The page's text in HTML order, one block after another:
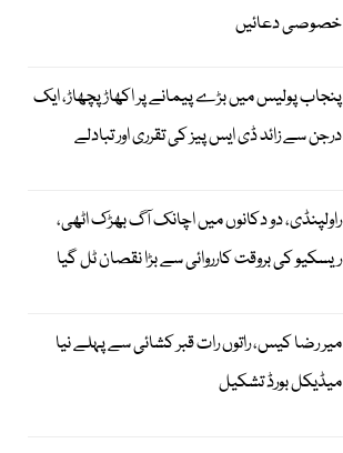
خصوصی دعائیں
پنجاب پولیس میں بڑے پیمانے پر اکھاڑ پچھاڑ، ایک
درجن سے زائد ڈی ایس پیز کی تقرری اور تبادلے
راولپنڈی، دو دکانوں میں اچانک آگ بھڑک اٹھی،
ریسکیو کی بروقت کارروائی سے بڑا نقصان ٹل گیا
میر رضا کیس، راتوں رات قبر کشائی سے پہلے نیا
میڈیکل بورڈ تشکیل